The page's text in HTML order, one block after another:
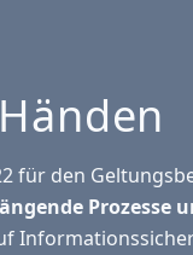
für den
Prozesse